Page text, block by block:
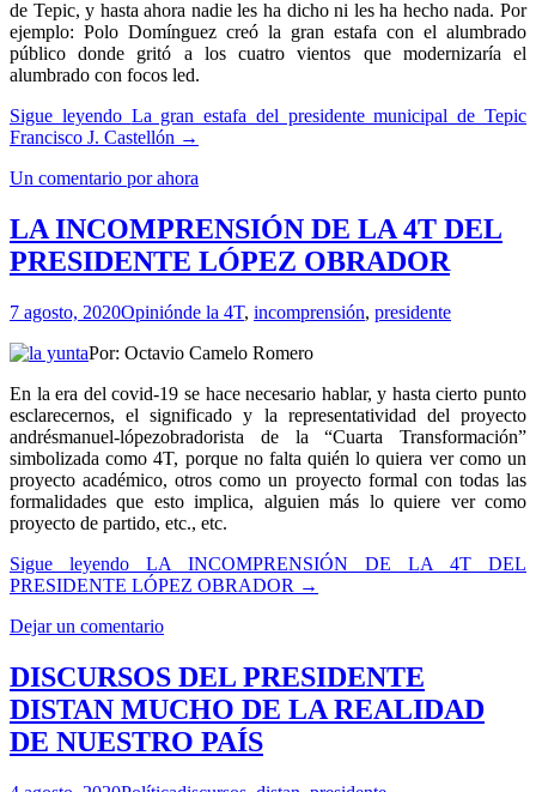
de Tepic, y hasta ahora nadie les ha dicho ni les ha hecho nada. Por
ejemplo: Polo Domínguez creó la gran estafa con el alumbrado
público donde gritó a los cuatro vientos que modernizaría el
alumbrado con focos led.
Sigue leyendo La gran estafa del presidente municipal de Tepic
Francisco J. Castellón →
Un comentario por ahora
LA INCOMPRENSIÓN DE LA 4T DEL
PRESIDENTE LÓPEZ OBRADOR
7 agosto, 2020Opiniónde la 4T, incomprensión, presidente
Por: Octavio Camelo Romero
En la era del covid-19 se hace necesario hablar, y hasta cierto punto
esclarecernos, el significado y la representatividad del proyecto
andrésmanuel-lópezobradorista de la “Cuarta Transformación”
simbolizada como 4T, porque no falta quién lo quiera ver como un
proyecto académico, otros como un proyecto formal con todas las
formalidades que esto implica, alguien más lo quiere ver como
proyecto de partido, etc., etc.
Sigue leyendo LA INCOMPRENSIÓN DE LA 4T DEL
PRESIDENTE LÓPEZ OBRADOR →
Dejar un comentario
DISCURSOS DEL PRESIDENTE
DISTAN MUCHO DE LA REALIDAD
DE NUESTRO PAÍS